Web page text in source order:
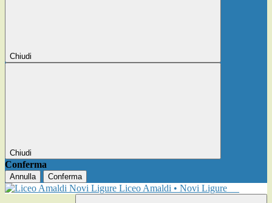
Chiudi
Chiudi
Conferma
Annulla Conferma
Liceo Amaldi • Novi Ligure